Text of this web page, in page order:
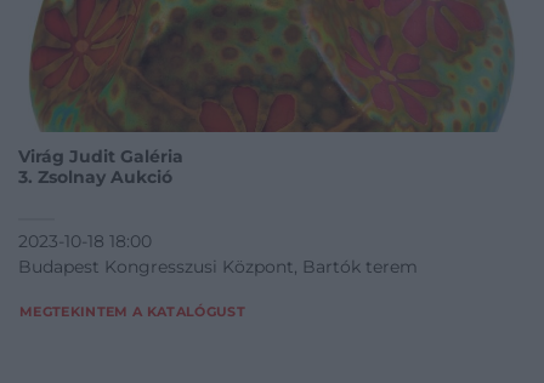
Virág Judit Galéria
3. Zsolnay Aukció
2023-10-18 18:00
Budapest Kongresszusi Központ, Bartók terem
MEGTEKINTEM A KATALÓGUST